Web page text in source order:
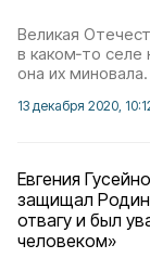
Великая
в каком‑то селе
она их миновала.
13 декабря 2020,
Евгения
защищал
отвагу и был
человеком»